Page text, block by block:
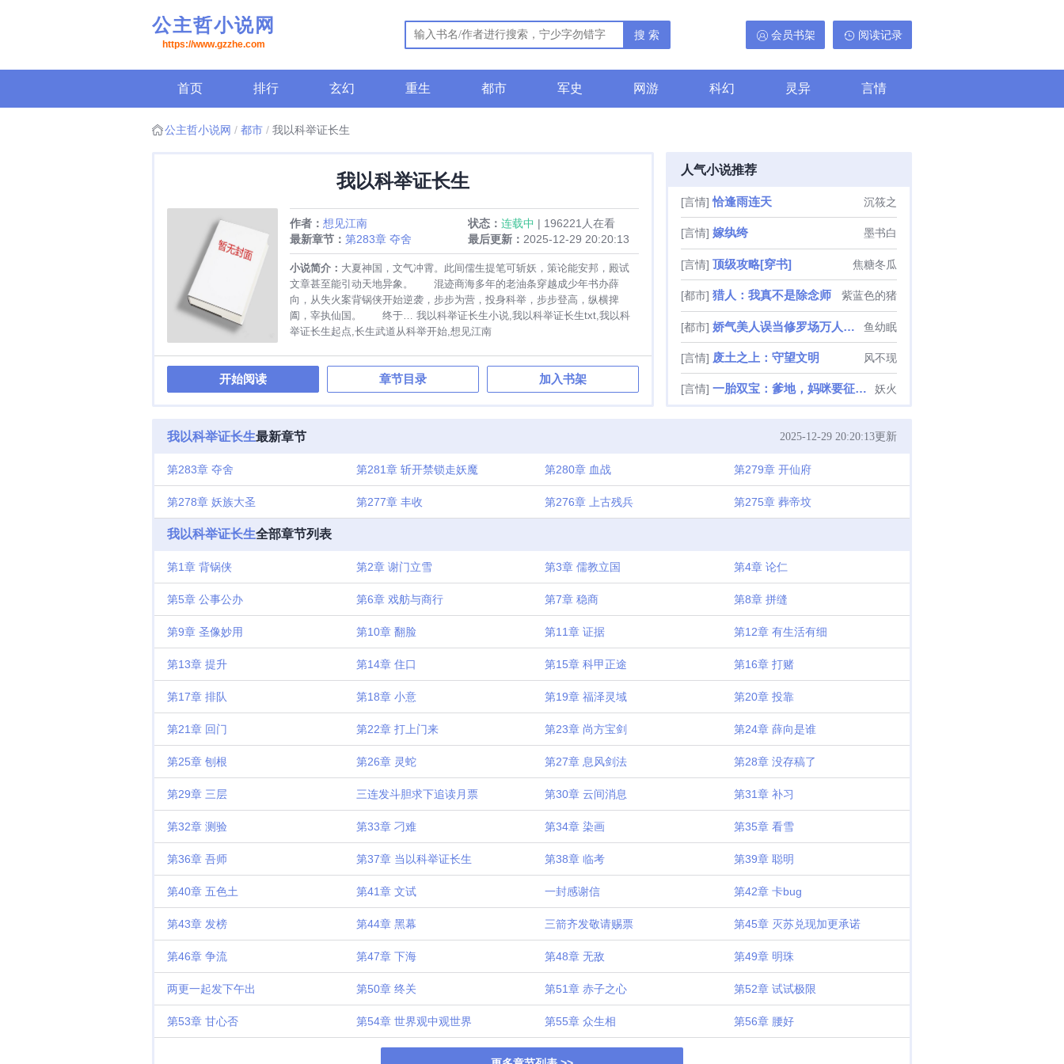
公主哲小说网
https://www.gzzhe.com
阅读记录
会员书架
搜 索
首页 排行 玄幻 重生 都市 军史 网游 科幻 灵异 言情
公主哲小说网 都市 我以科举证长生
我以科举证长生
作者： 想见江南 状态：连载中 | 196221人在看
最新章节： 第283章 夺舍 最后更新： 2025-12-29 20:20:13
小说简介： 大夏神国，文气冲霄。此间儒生提笔可斩妖，策论能安邦，殿试
文章甚至能引动天地异象。 混迹商海多年的老油条穿越成少年书办薛
向，从失火案背锅侠开始逆袭，步步为营，投身科举，步步登高，纵横捭
阖，宰执仙国。 终于… 我以科举证长生小说,我以科举证长生txt,我以科
举证长生起点,长生武道从科举开始,想见江南
开始阅读 章节目录 加入书架
人气小说推荐
[言情] 恰逢雨连天 沉筱之
[言情] 嫁纨绔 墨书白
[言情] 顶级攻略[穿书] 焦糖冬瓜
[都市] 猎人：我真不是除念师 紫蓝色的猪
[都市] 娇气美人误当修罗场万人迷[无限] 鱼幼眠
[言情] 废土之上：守望文明 风不现
[言情] 一胎双宝：爹地，妈咪要征婚了 妖火
我以科举证长生最新章节 2025-12-29 20:20:13更新
第283章 夺舍 第281章 斩开禁锁走妖魔 第280章 血战 第279章 开仙府
第278章 妖族大圣 第277章 丰收 第276章 上古残兵 第275章 葬帝坟
我以科举证长生全部章节列表
第1章 背锅侠 第2章 谢门立雪 第3章 儒教立国 第4章 论仁
第5章 公事公办 第6章 戏舫与商行 第7章 稳商 第8章 拼缝
第9章 圣像妙用 第10章 翻脸 第11章 证据 第12章 有生活有细
第13章 提升 第14章 住口 第15章 科甲正途 第16章 打赌
第17章 排队 第18章 小意 第19章 福泽灵域 第20章 投靠
第21章 回门 第22章 打上门来 第23章 尚方宝剑 第24章 薛向是谁
第25章 刨根 第26章 灵蛇 第27章 息风剑法 第28章 没存稿了
第29章 三层 三连发斗胆求下追读月票 第30章 云间消息 第31章 补习
第32章 测验 第33章 刁难 第34章 染画 第35章 看雪
第36章 吾师 第37章 当以科举证长生 第38章 临考 第39章 聪明
第40章 五色土 第41章 文试 一封感谢信 第42章 卡bug
第43章 发榜 第44章 黑幕 三箭齐发敬请赐票 第45章 灭苏兑现加更承诺
第46章 争流 第47章 下海 第48章 无敌 第49章 明珠
两更一起发下午出 第50章 终关 第51章 赤子之心 第52章 试试极限
第53章 甘心否 第54章 世界观中观世界 第55章 众生相 第56章 腰好